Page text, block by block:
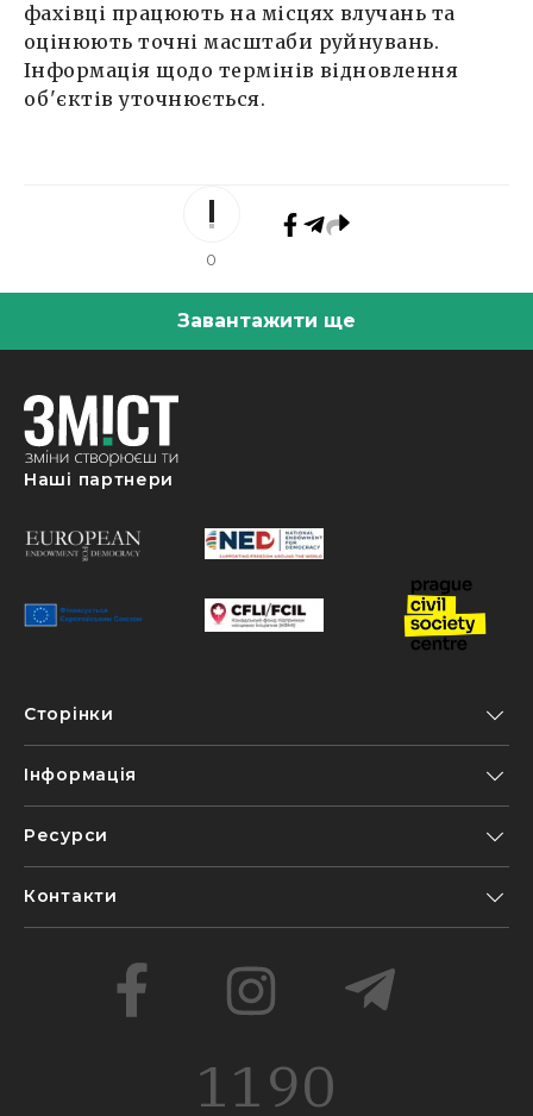
фахівці працюють на місцях влучань та
оцінюють точні масштаби руйнувань.
Інформація щодо термінів відновлення
об'єктів уточнюється.
0
Завантажити ще
Наші партнери
Сторінки
Інформація
Ресурси
Контакти
1190